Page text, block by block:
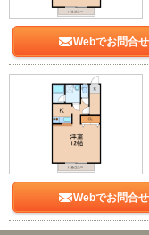
Webでお問合せ
Webでお問合せ